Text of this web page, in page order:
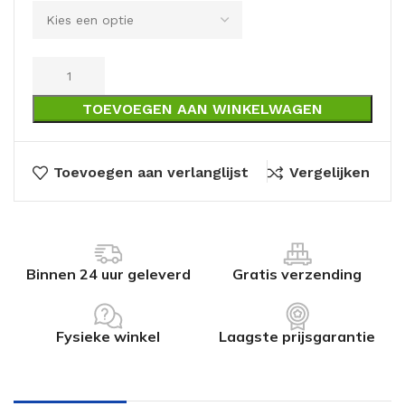
TOEVOEGEN AAN WINKELWAGEN
Toevoegen aan verlanglijst Vergelijken
Binnen 24 uur geleverd Gratis verzending
Fysieke winkel Laagste prijsgarantie